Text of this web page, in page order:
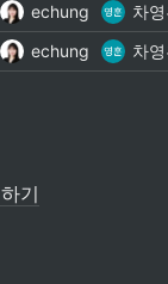
echung
차
echung 차
기